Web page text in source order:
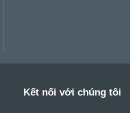
Kết nối với chúng tôi